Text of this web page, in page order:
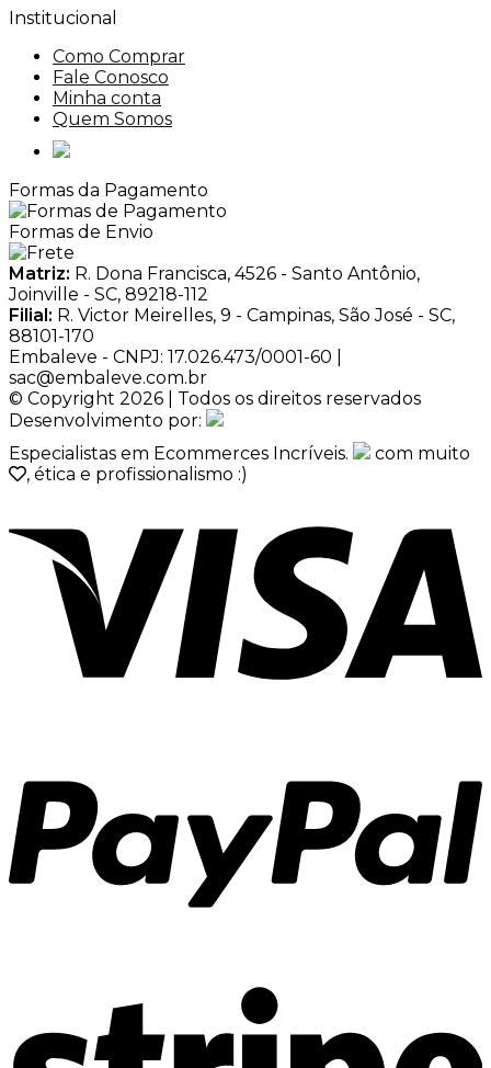
Institucional
Como Comprar
Fale Conosco
Minha conta
Quem Somos
Formas da Pagamento
Formas de Envio
Matriz: R. Dona Francisca, 4526 - Santo Antônio,
Joinville - SC, 89218-112
Filial: R. Victor Meirelles, 9 - Campinas, São José - SC,
88101-170
Embaleve - CNPJ: 17.026.473/0001-60 |
sac@embaleve.com.br
© Copyright 2026 | Todos os direitos reservados
Desenvolvimento por:
Especialistas em Ecommerces Incríveis.
com muito
, ética e profissionalismo :)